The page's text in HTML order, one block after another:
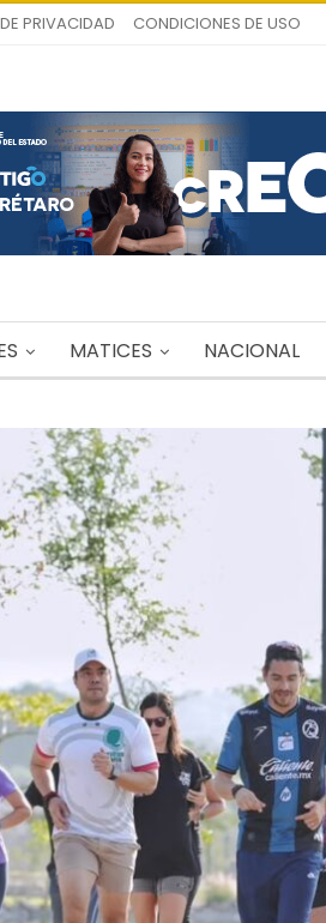
PRIVACIDAD CONDICIONES DE USO
MATICES NACIONAL